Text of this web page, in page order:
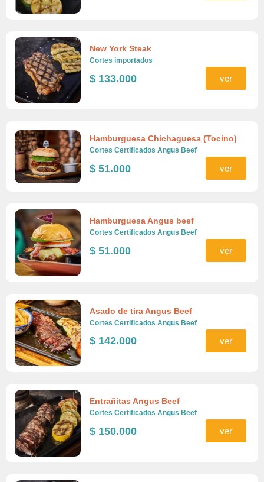
New York Steak
Cortes importados
$ 133.000 ver
Hamburguesa Chichaguesa (Tocino)
Cortes Certificados Angus Beef
$ 51.000 ver
Hamburguesa Angus beef
Cortes Certificados Angus Beef
$ 51.000 ver
Asado de tira Angus Beef
Cortes Certificados Angus Beef
$ 142.000 ver
Entrañitas Angus Beef
Cortes Certificados Angus Beef
$ 150.000 ver